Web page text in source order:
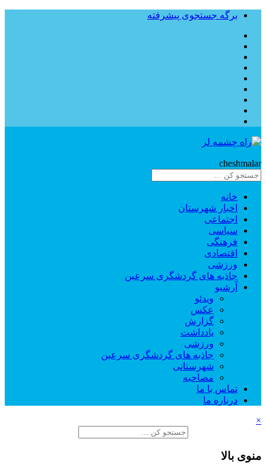
برگه جستجوی پیشرفته
cheshmalar
خانه
اخبار شهرستان
اجتماعی
سیاسی
فرهنگی
اقتصادی
ورزشی
جاذبه های گردشگری سرعین
آرشیو
ویدئو
عکس
گزارش
یادداشت
ورزشی
جاذبه های گردشگری سرعین
شهرستانی
مصاحبه
تماس با ما
درباره ما
×
منوی بالا